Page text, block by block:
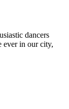
dancers
ever in our city,